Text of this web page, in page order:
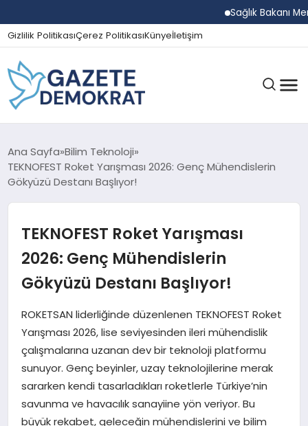
Sağlık Bakanı
Gizlilik PolitikasıÇerez PolitikasıKünyeİletişim
GÜNDEM
EKONOMI
SPOR
SAĞLIK
EĞITIM
Ana Sayfa Bilim Teknoloji
TEKNOFEST Roket Yarışması 2026: Genç Mühendislerin
Gökyüzü Destanı Başlıyor!
TEKNOFEST Roket Yarışması
2026: Genç Mühendislerin
Gökyüzü Destanı Başlıyor!
ROKETSAN liderliğinde düzenlenen TEKNOFEST Roket
Yarışması 2026, lise seviyesinden ileri mühendislik
çalışmalarına uzanan dev bir teknoloji platformu
sunuyor. Genç beyinler, uzay teknolojilerine merak
sararken kendi tasarladıkları roketlerle Türkiye’nin
savunma ve havacılık sanayiine yön veriyor. Bu
büyük rekabet, geleceğin mühendislerini ve bilim